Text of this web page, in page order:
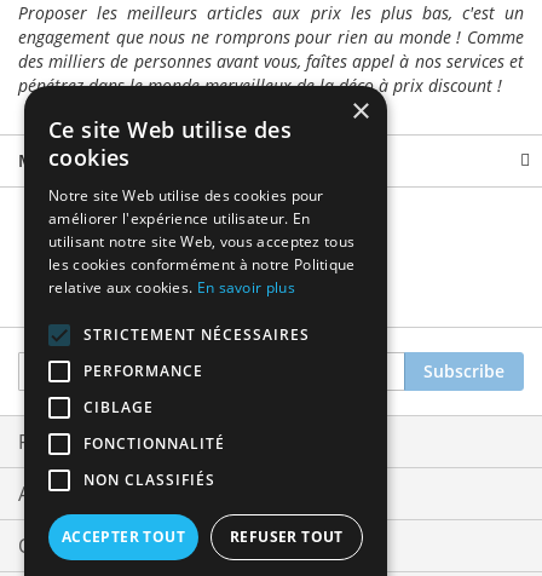
Proposer les meilleurs articles aux prix les plus bas, c'est un
engagement que nous ne romprons pour rien au monde ! Comme
des milliers de personnes avant vous, faîtes appel à nos services et
pénétrez dans le monde merveilleux de la déco à prix discount !
More Information
Sign
Up
for
Our
Newsletter:
Subscribe
Privacy and Cookie Policy
Advanced Search
Orders and Returns
×
Ce site Web utilise des
cookies
Notre site Web utilise des cookies pour
améliorer l'expérience utilisateur. En
utilisant notre site Web, vous acceptez tous
les cookies conformément à notre Politique
relative aux cookies. En savoir plus
STRICTEMENT NÉCESSAIRES
PERFORMANCE
CIBLAGE
FONCTIONNALITÉ
NON CLASSIFIÉS
ACCEPTER TOUT REFUSER TOUT